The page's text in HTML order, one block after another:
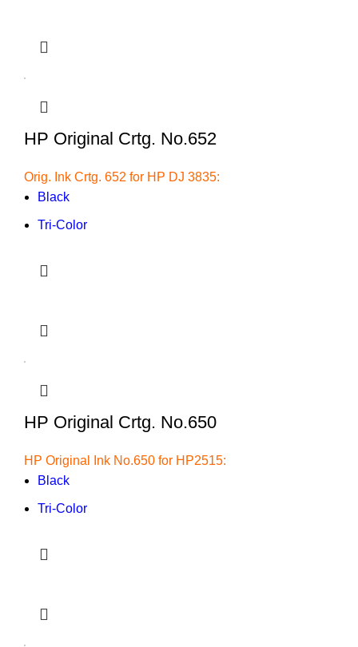
HP Original Crtg. No.652
Orig. Ink Crtg. 652 for HP DJ 3835:
Black
Tri-Color
HP Original Crtg. No.650
HP Original Ink No.650 for HP2515:
Black
Tri-Color